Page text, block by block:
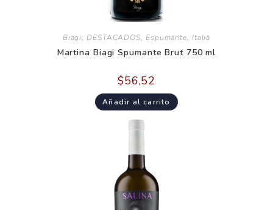
Biagi,DESTACADOS, Espumante, Italia
Martina Biagi Spumante Brut 750 ml
$56,52
Añadir al carrito